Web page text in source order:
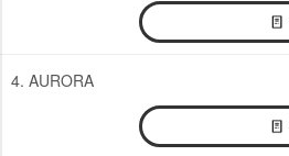
4. AURORA